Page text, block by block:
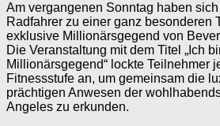
Am vergangenen Sonntag haben
Radfahrer zu einer ganz besonderen
exklusive Millionärsgegend von
Die Veranstaltung mit dem Titel „Ich
Millionärsgegend“ lockte Teilnehmer
Fitnessstufe an, um gemeinsam die
prächtigen Anwesen der
Angeles zu erkunden.